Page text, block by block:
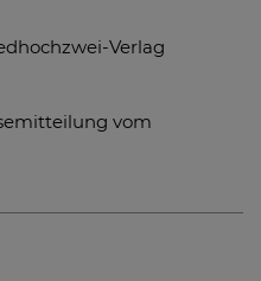
Verlag
vom